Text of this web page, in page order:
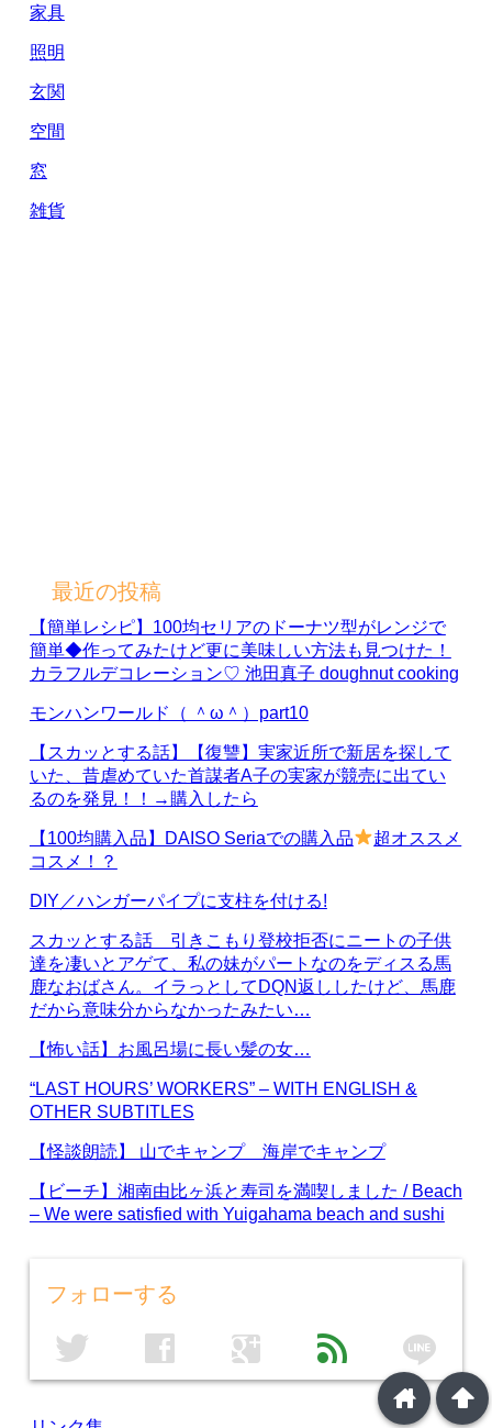
家具
照明
玄関
空間
窓
雑貨
最近の投稿
【簡単レシピ】100均セリアのドーナツ型がレンジで
簡単◆作ってみたけど更に美味しい方法も見つけた！
カラフルデコレーション♡ 池田真子 doughnut cooking
モンハンワールド（ ＾ω＾）part10
【スカッとする話】【復讐】実家近所で新居を探して
いた、昔虐めていた首謀者A子の実家が競売に出てい
るのを発見！！→購入したら
【100均購入品】DAISO Seriaでの購入品
超オススメ
コスメ！？
DIY／ハンガーパイプに支柱を付ける!
スカッとする話 引きこもり登校拒否にニートの子供
達を凄いとアゲて、私の妹がパートなのをディスる馬
鹿なおばさん。イラっとしてDQN返ししたけど、馬鹿
だから意味分からなかったみたい…
【怖い話】お風呂場に長い髪の女…
“LAST HOURS’ WORKERS” – WITH ENGLISH &
OTHER SUBTITLES
【怪談朗読】 山でキャンプ 海岸でキャンプ
【ビーチ】湘南由比ヶ浜と寿司を満喫しました / Beach
– We were satisfied with Yuigahama beach and sushi
フォローする
twitter facebook google feed line
arrowup
home